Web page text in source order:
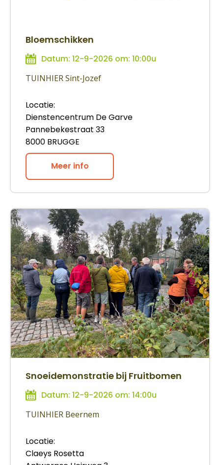
Bloemschikken
Datum: 12-9-2026 om: 10:00u
TUINHIER Sint-Jozef
Locatie:
Dienstencentrum De Garve
Pannebekestraat 33
8000 BRUGGE
Meer info
Snoeidemonstratie bij Fruitbomen
Datum: 12-9-2026 om: 14:00u
TUINHIER Beernem
Locatie:
Claeys Rosetta